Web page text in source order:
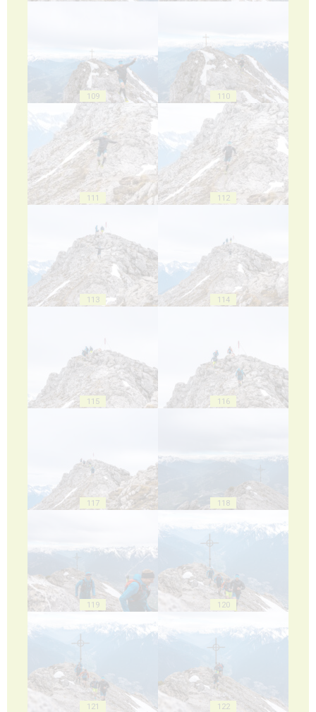
109 110
111 112
113 114
115 116
117 118
119 120
121 122